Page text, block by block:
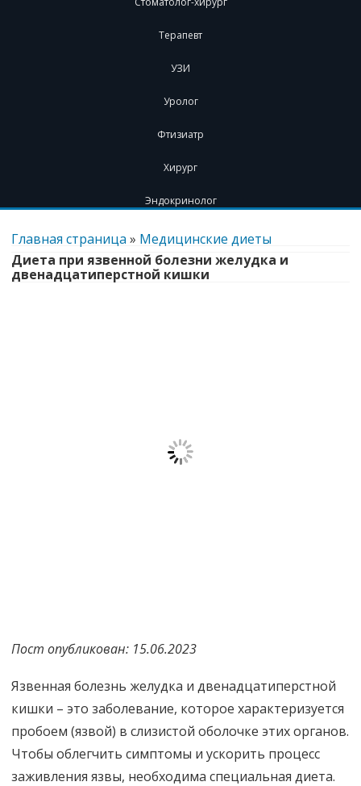
Терапевт
УЗИ
Уролог
Фтизиатр
Хирург
Эндокринолог
Перейти
содержимому
Главная страница » Медицинские диеты
Диета при язвенной болезни желудка и
двенадцатиперстной кишки
Пост опубликован: 15.06.2023
Язвенная болезнь желудка и двенадцатиперстной
кишки – это заболевание, которое характеризуется
пробоем (язвой) в слизистой оболочке этих органов.
Чтобы облегчить симптомы и ускорить процесс
заживления язвы, необходима специальная диета.